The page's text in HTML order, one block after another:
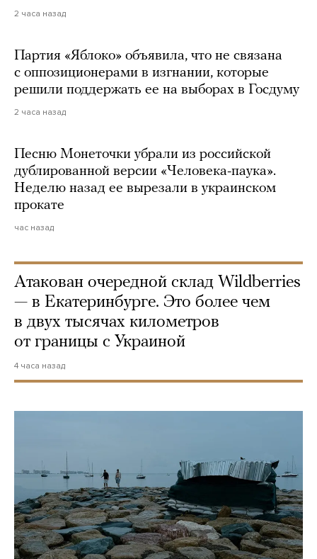
2 часа назад
Партия «Яблоко» объявила, что не связана
с оппозиционерами в изгнании, которые
решили поддержать ее на выборах в Госдуму
2 часа назад
Песню Монеточки убрали из российской
дублированной версии «Человека-паука».
Неделю назад ее вырезали в украинском
прокате
час назад
Атакован очередной склад Wildberries
— в Екатеринбурге. Это более чем
в двух тысячах километров
от границы с Украиной
4 часа назад